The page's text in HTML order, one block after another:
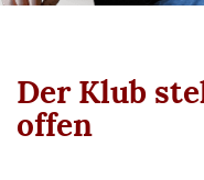
Der Klub
offen